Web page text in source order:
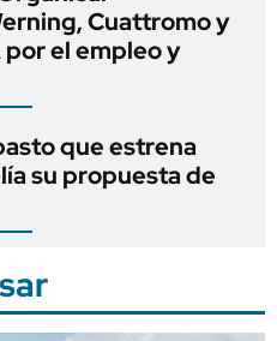
Cuattromo y
el empleo y
que estrena
su propuesta de